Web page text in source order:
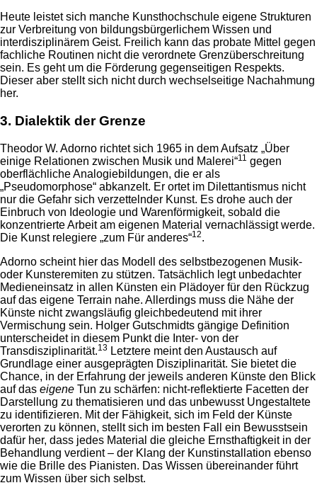
Heute leistet sich manche Kunsthochschule eigene Strukturen
zur Verbreitung von bildungsbürgerlichem Wissen und
interdisziplinärem Geist. Freilich kann das probate Mittel gegen
fachliche Routinen nicht die verordnete Grenzüberschreitung
sein. Es geht um die Förderung gegenseitigen Respekts.
Dieser aber stellt sich nicht durch wechselseitige Nachahmung
her.
3. Dialektik der Grenze
Theodor W. Adorno richtet sich 1965 in dem Aufsatz „Über
einige Relationen zwischen Musik und Malerei“11 gegen
oberflächliche Analogiebildungen, die er als
„Pseudomorphose“ abkanzelt. Er ortet im Dilettantismus nicht
nur die Gefahr sich verzettelnder Kunst. Es drohe auch der
Einbruch von Ideologie und Warenförmigkeit, sobald die
konzentrierte Arbeit am eigenen Material vernachlässigt werde.
Die Kunst relegiere „zum Für anderes“12.
Adorno scheint hier das Modell des selbstbezogenen Musik-
oder Kunsteremiten zu stützen. Tatsächlich legt unbedachter
Medieneinsatz in allen Künsten ein Plädoyer für den Rückzug
auf das eigene Terrain nahe. Allerdings muss die Nähe der
Künste nicht zwangsläufig gleichbedeutend mit ihrer
Vermischung sein. Holger Gutschmidts gängige Definition
unterscheidet in diesem Punkt die Inter- von der
Transdisziplinarität.13 Letztere meint den Austausch auf
Grundlage einer ausgeprägten Disziplinarität. Sie bietet die
Chance, in der Erfahrung der jeweils anderen Künste den Blick
auf das eigene Tun zu schärfen: nicht-reflektierte Facetten der
Darstellung zu thematisieren und das unbewusst Ungestaltete
zu identifizieren. Mit der Fähigkeit, sich im Feld der Künste
verorten zu können, stellt sich im besten Fall ein Bewusstsein
dafür her, dass jedes Material die gleiche Ernsthaftigkeit in der
Behandlung verdient – der Klang der Kunstinstallation ebenso
wie die Brille des Pianisten. Das Wissen übereinander führt
zum Wissen über sich selbst.